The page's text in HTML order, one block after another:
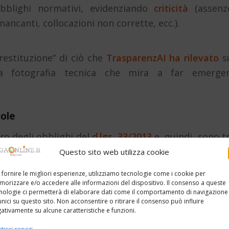
Questo sito web utilizza cookie
fornire le migliori esperienze, utilizziamo tecnologie come i cookie per
e/o accedere alle informazioni del dispositivo. Il consenso a queste
ci permetterà di elaborare dati come il comportamento di navigazione
su questo sito. Non acconsentire o ritirare il consenso può influire
su alcune caratteristiche e funzioni.
normativi, evidenziando criticità
collocazioni non corrette, ecc.).
di ciò che TrasparenzAI ha rilevato
fotografia tecnica che mira a far
degli obblighi deld.lgs. 33/2013e, quindi, sono
pubblicazioni può produrresegnalazioni
Amministrazione Trasparente”, né “pubblicare
perché il sistema lavora su ciò che
pagine pubbliche.